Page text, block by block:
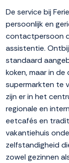
De service bij
persoonlijk en
contactpersoon
assistentie.
standaard
koken, maar in
supermarkten te
zijn er in het
regionale en
eetcafés en
vakantiehuis
zelfstandigheid
zowel gezinnen